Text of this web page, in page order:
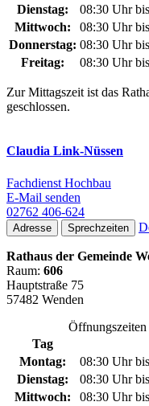
Dienstag:
08:30 Uhr
Mittwoch:
08:30 Uhr
Donnerstag: 08:30 Uhr
Freitag:
08:30 Uhr
Zur Mittagszeit ist das
geschlossen.
Claudia Link-Nüssen
Fachdienst Hochbau
E-Mail senden
02762 406-624
Adresse Sprechzeiten
Rathaus der Gemeinde
Raum: 606
Hauptstraße 75
57482 Wenden
Öffnungszeiten
Tag
Montag:
08:30 Uhr
Dienstag:
08:30 Uhr
Mittwoch:
08:30 Uhr